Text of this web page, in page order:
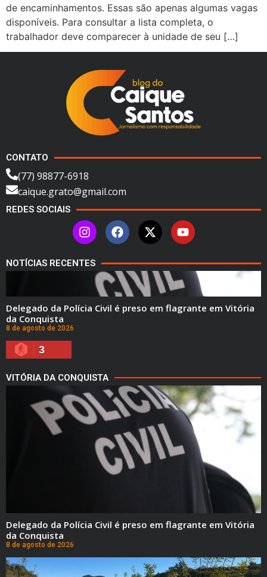
de encaminhamentos. Essas são apenas algumas vagas
disponíveis. Para consultar a lista completa, o
trabalhador deve comparecer à unidade de seu […]
CONTATO
(77) 98877-6918
caique.grato@gmail.com
REDES SOCIAIS
NOTÍCIAS RECENTES
Delegado da Polícia Civil é preso em flagrante em Vitória
da Conquista
8 de agosto de 2026
3
VITÓRIA DA CONQUISTA
Delegado da Polícia Civil é preso em flagrante em Vitória
da Conquista
8 de agosto de 2026